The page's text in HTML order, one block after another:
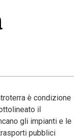
è condizione
il
gli impianti e le
pubblici